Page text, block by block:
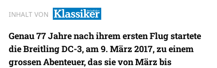
INHALT VON
Genau 77 Jahre nach ihrem ersten Flug startete
die Breitling DC-3, am 9. März 2017, zu einem
grossen Abenteuer, das sie von März bis